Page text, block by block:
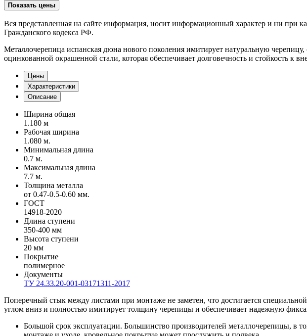
Показать цены
Вся представленная на сайте информация, носит информационный характер и ни при
Гражданского кодекса РФ.
Металлочерепица испанская дюна нового поколения имитирует натуральную
оцинкованной окрашенной стали, которая обеспечивает долговечность и стойкость к
Цены
Характеристики
Описание
Ширина общая
1.180 м
Рабочая ширина
1.080 м.
Минимальная длина
0.7 м.
Максимальная длина
7.7 м.
Толщина металла
от 0.47-0.5-0.60 мм.
ГОСТ
14918-2020
Длина ступени
350-400 мм
Высота ступени
20 мм
Покрытие
полимерное
Документы
ТУ 24.33.20-001-03171311-2017
Поперечный стык между листами при монтаже не заметен, что достигается
углом вниз и полностью имитирует толщину черепицы и обеспечивает надежную
Большой срок эксплуатации. Большинство производителей металлочерепицы, в